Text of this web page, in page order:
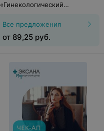
«Гинекологический
Все предложения
от 89,25 руб.